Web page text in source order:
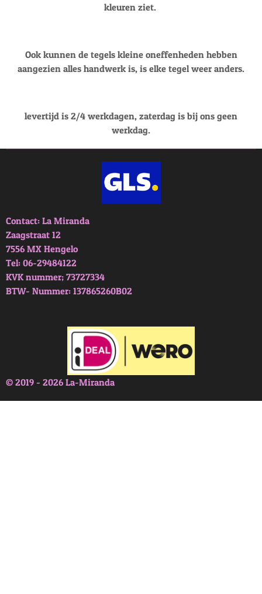
kleuren ziet.
Ook kunnen de tegels kleine oneffenheden hebben
aangezien alles handwerk is, is elke tegel weer anders.
levertijd is 2/4 werkdagen, zaterdag is bij ons geen
werkdag.
Contact: La Miranda
Zaagstraat 12
7556 MX Hengelo
Tel: 06-29484122
KVK nummer; 73727334
BTW- Nummer: 137865260B02
© 2019 - 2026 La-Miranda